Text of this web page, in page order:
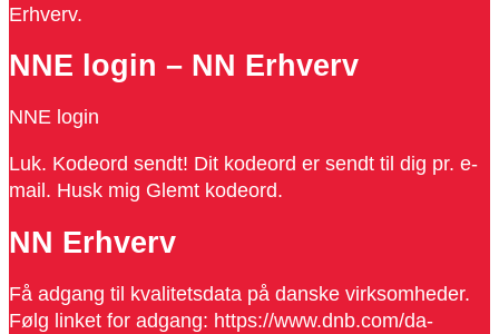
Erhverv.
NNE login – NN Erhverv
NNE login
Luk. Kodeord sendt! Dit kodeord er sendt til dig pr. e-
mail. Husk mig Glemt kodeord.
NN Erhverv
Få adgang til kvalitetsdata på danske virksomheder.
Følg linket for adgang: https://www.dnb.com/da-